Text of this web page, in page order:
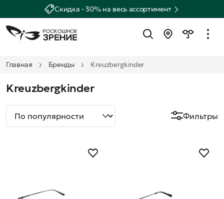
Скидка - 30% на весь ассортимент
Главная Бренды Kreuzbergkinder
Kreuzbergkinder
Фильтры